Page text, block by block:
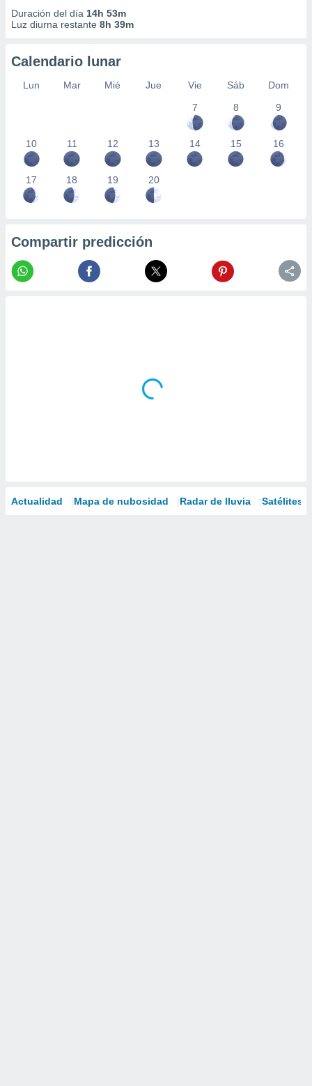
Duración del día 14h 53m
Luz diurna restante 8h 39m
Calendario lunar
Lun Mar Mié Jue Vie Sáb
Dom
7
8 9
10 11 12 13 14 15 16
17 18 19 20
Compartir predicción
Actualidad Mapa de nubosidad Radar de lluvia Satélites